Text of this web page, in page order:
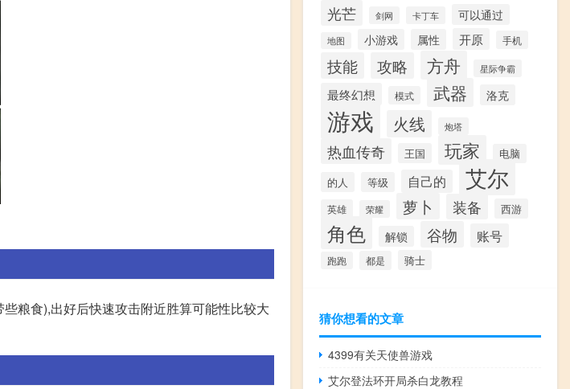
粮食),出好后快速攻击附近胜算可能性比较大
光芒 剑网 卡丁车 可以通过
地图 小游戏 属性 开原 手机
技能 攻略 方舟 星际争霸
最终幻想 模式 武器 洛克
游戏 火线 炮塔
热血传奇 王国 玩家 电脑
的人 等级 自己的 艾尔
英雄 荣耀 萝卜 装备 西游
角色 解锁 谷物 账号
跑跑 都是 骑士
猜你想看的文章
4399有关天使兽游戏
艾尔登法环开局杀白龙教程